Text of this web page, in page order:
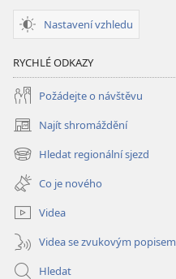
Nastavení vzhledu
RYCHLÉ ODKAZY
Požádejte o návštěvu
Najít shromáždění
(otevřeno
nové
okno)
Hledat regionální sjezd
(otevřeno
nové
okno)
Co je nového
Videa
Videa se zvukovým popisem
Hledat